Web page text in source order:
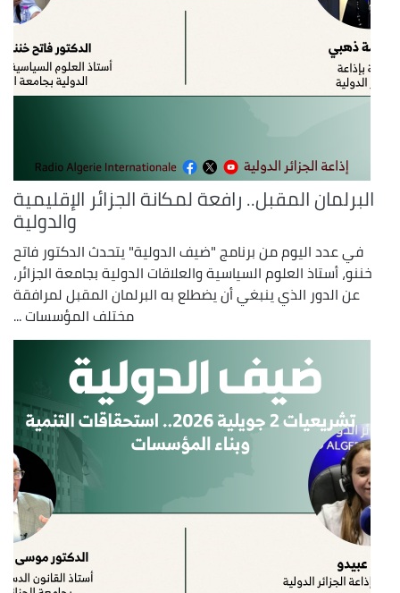
البرلمان المقبل.. رافعة لمكانة الجزائر الإقليمية
والدولية
في عدد اليوم من برنامج "ضيف الدولية" يتحدث الدكتور فاتح
خننو، أستاذ العلوم السياسية والعلاقات الدولية بجامعة الجزائر،
عن الدور الذي ينبغي أن يضطلع به البرلمان المقبل لمرافقة
مختلف المؤسسات ...